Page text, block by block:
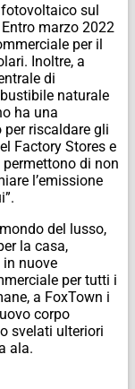
sul
marzo 2022
per il
Inoltre, a
di
naturale
ha una
riscaldare gli
Factory Stores e
di non
l’emissione
del lusso,
la casa,
in nuove
per tutti i
a FoxTown i
corpo
svelati ulteriori
ala.